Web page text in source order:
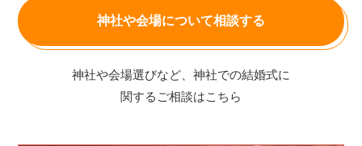
神社や会場について相談する
神社や会場選びなど、神社での結婚式に
関するご相談はこちら